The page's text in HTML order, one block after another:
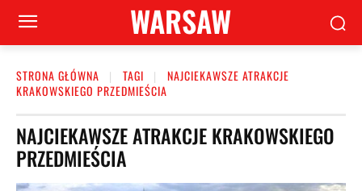
WARSAW
STRONA GŁÓWNA TAGI
NAJCIEKAWSZE ATRAKCJE
KRAKOWSKIEGO PRZEDMIEŚCIA
NAJCIEKAWSZE ATRAKCJE KRAKOWSKIEGO
PRZEDMIEŚCIA